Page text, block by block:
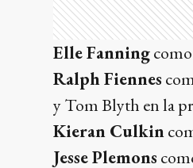
Elle Fanning
Ralph Fiennes
y Tom Blyth en la
Kieran Culkin
Jesse Plemons